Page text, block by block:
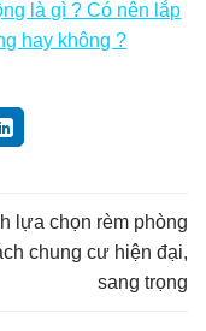
là gì ? Có nên lắp
hay không ?
lựa chọn rèm phòng
chung cư hiện đại,
sang trọng